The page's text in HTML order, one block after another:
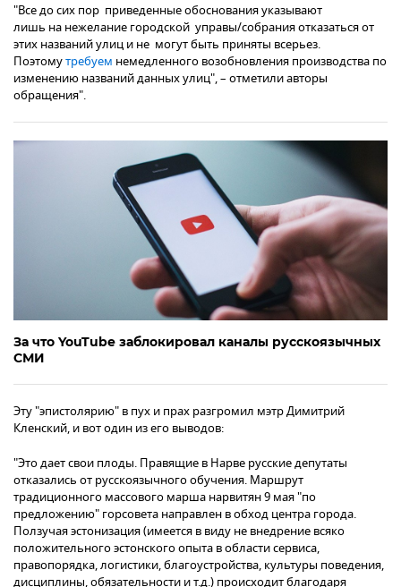
"Все до сих пор приведенные обоснования указывают
лишь на нежелание городской управы/собрания отказаться от
этих названий улиц и не могут быть приняты всерьез.
Поэтомутребуем немедленного возобновления производства по
изменению названий данных улиц", – отметили авторы
обращения".
За что YouTube заблокировал каналы русскоязычных
СМИ
Эту "эпистолярию" в пух и прах разгромил мэтр Димитрий
Кленский, и вот один из его выводов:
"Это дает свои плоды. Правящие в Нарве русские депутаты
отказались от русскоязычного обучения. Маршрут
традиционного массового марша нарвитян 9 мая "по
предложению" горсовета направлен в обход центра города.
Ползучая эстонизация (имеется в виду не внедрение всяко
положительного эстонского опыта в области сервиса,
правопорядка, логистики, благоустройства, культуры поведения,
дисциплины, обязательности и т.д.) происходит благодаря